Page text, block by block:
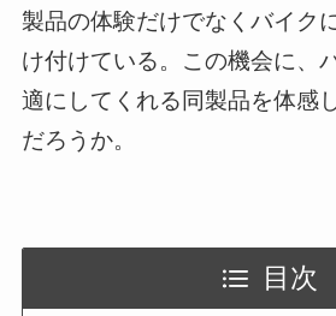
製品の体験だけでなくバイク
け付けている。この機会に、
適にしてくれる同製品を体感
だろうか。
目次